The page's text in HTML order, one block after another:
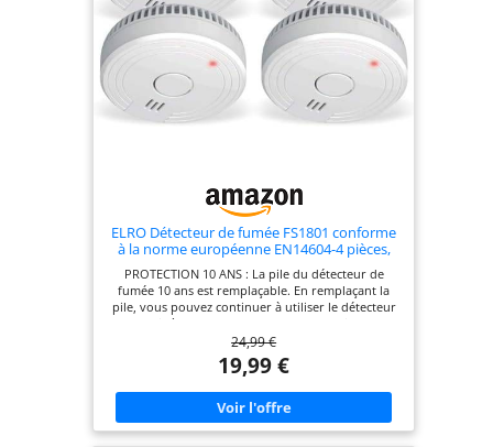
ELRO Détecteur de fumée FS1801 conforme
à la norme européenne EN14604-4 pièces,
lot de 4
PROTECTION 10 ANS : La pile du détecteur de
fumée 10 ans est remplaçable. En remplaçant la
pile, vous pouvez continuer à utiliser le détecteur
sans avoir à en acheter un nouveau. La pile dure 1
an. NOUVEAU CAPTEUR OPTIQUE MODERNE :
Équipé d’un capteur optique avancé qui réagit
rapidement en cas d’incendie, offrant une alerte
précoce en cas de fumée. Réduction des fausses
alertes. FACILITÉ D’UTILISATION : Testez facilement
le fonctionnement de votre détecteur de fumée
grâce au bouton test et restez informé de l’état de
24,99 €
19,99 €